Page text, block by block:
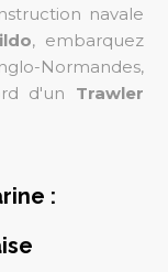
navale
, embarquez
Normandes,
d'un Trawler
: